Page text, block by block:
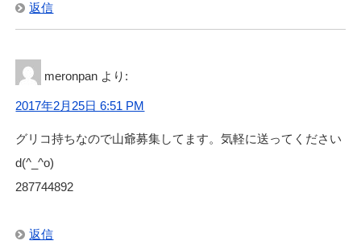
返信
meronpan より:
2017年2月25日 6:51 PM
グリコ持ちなので山爺募集してます。気軽に送ってください
d(^_^o)
287744892
返信